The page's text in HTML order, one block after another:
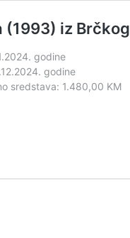
(1993) iz Brčkog
godine
godine
sredstava: 1.480,00 KM